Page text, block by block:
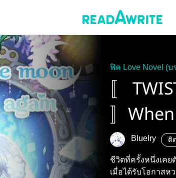
ฟิค Love Novel (บ
〚
〛
Bluelry ติ
ชีวิตที่ครั้งหนึ่งเคย
เมื่อได้รับโอกาสห